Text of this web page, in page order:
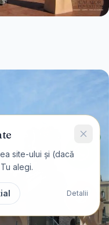
site-ului și (dacă
alegi.
Detalii